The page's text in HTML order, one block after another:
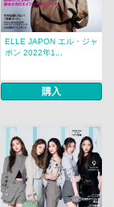
ELLE JAPON エル・ジャ
ポン 2022年1...
購入